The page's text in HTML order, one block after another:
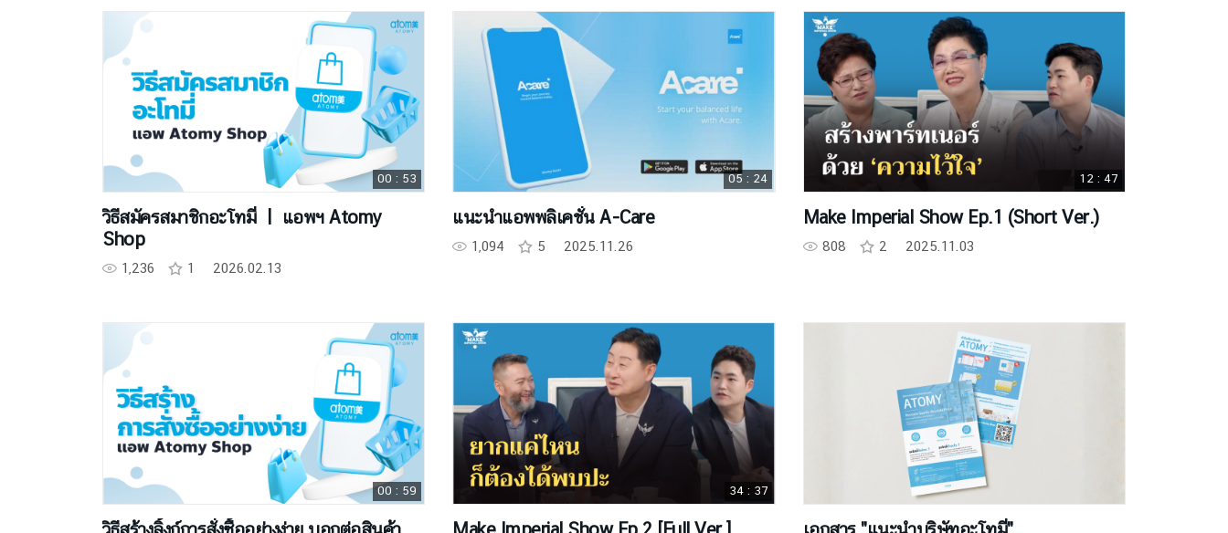
วิธีสมัครสมาชิกอะโทมี่ ㅣ แอพฯ Atomy
Shop
1,236 1 2026.02.13
00 : 53
แนะนำแอพพลิเคชั่น A-Care
1,094 5 2025.11.26
05 : 24
Make Imperial Show Ep.1 (Short Ver.)
808 2 2025.11.03
12 : 47
00 : 59 34 : 37